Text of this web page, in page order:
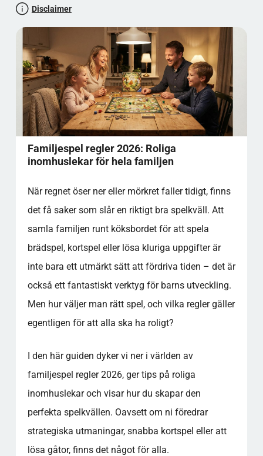
Disclaimer
Familjespel regler 2026: Roliga
inomhuslekar för hela familjen
När regnet öser ner eller mörkret faller tidigt, finns
det få saker som slår en riktigt bra spelkväll. Att
samla familjen runt köksbordet för att spela
brädspel, kortspel eller lösa kluriga uppgifter är
inte bara ett utmärkt sätt att fördriva tiden – det är
också ett fantastiskt verktyg för barns utveckling.
Men hur väljer man rätt spel, och vilka regler gäller
egentligen för att alla ska ha roligt?
I den här guiden dyker vi ner i världen av
familjespel regler 2026, ger tips på roliga
inomhuslekar och visar hur du skapar den
perfekta spelkvällen. Oavsett om ni föredrar
strategiska utmaningar, snabba kortspel eller att
lösa gåtor, finns det något för alla.
Snacks och fika
Håll det positivt
Roliga inomhuslekar när spelen är slut
Låt oss testa din paratkunskap
Populära kategorier